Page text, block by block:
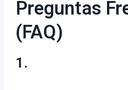
Preguntas
(FAQ)
1.